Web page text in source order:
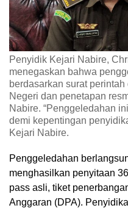
Penyidik Kejari Nabire,
menegaskan bahwa
berdasarkan surat
Negeri dan penetapan
Nabire. “Penggeledahan
demi kepentingan
Kejari Nabire.
Penggeledahan
menghasilkan penyitaan
pass asli, tiket
Anggaran (DPA).